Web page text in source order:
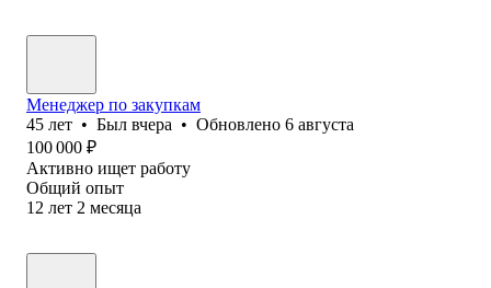
Менеджер по закупкам
45 лет • Был вчера • Обновлено 6 августа
100 000 ₽
Активно ищет работу
Общий опыт
12 лет 2 месяца